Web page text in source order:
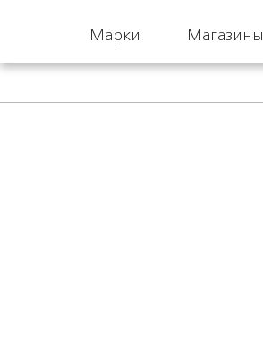
Марки Магазины